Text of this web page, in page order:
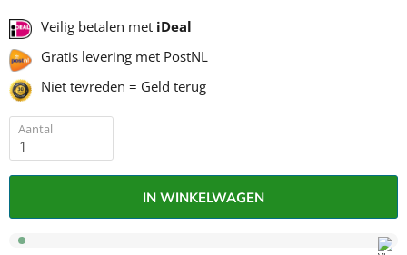
Veilig betalen met iDeal
Gratis levering met PostNL
Niet tevreden = Geld terug
Aantal
IN WINKELWAGEN